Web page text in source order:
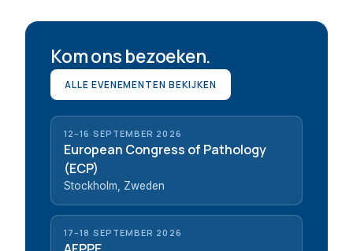
Kom ons bezoeken.
ALLE EVENEMENTEN BEKIJKEN
12–16 SEPTEMBER 2026
European Congress of Pathology
(ECP)
Stockholm, Zweden
17–18 SEPTEMBER 2026